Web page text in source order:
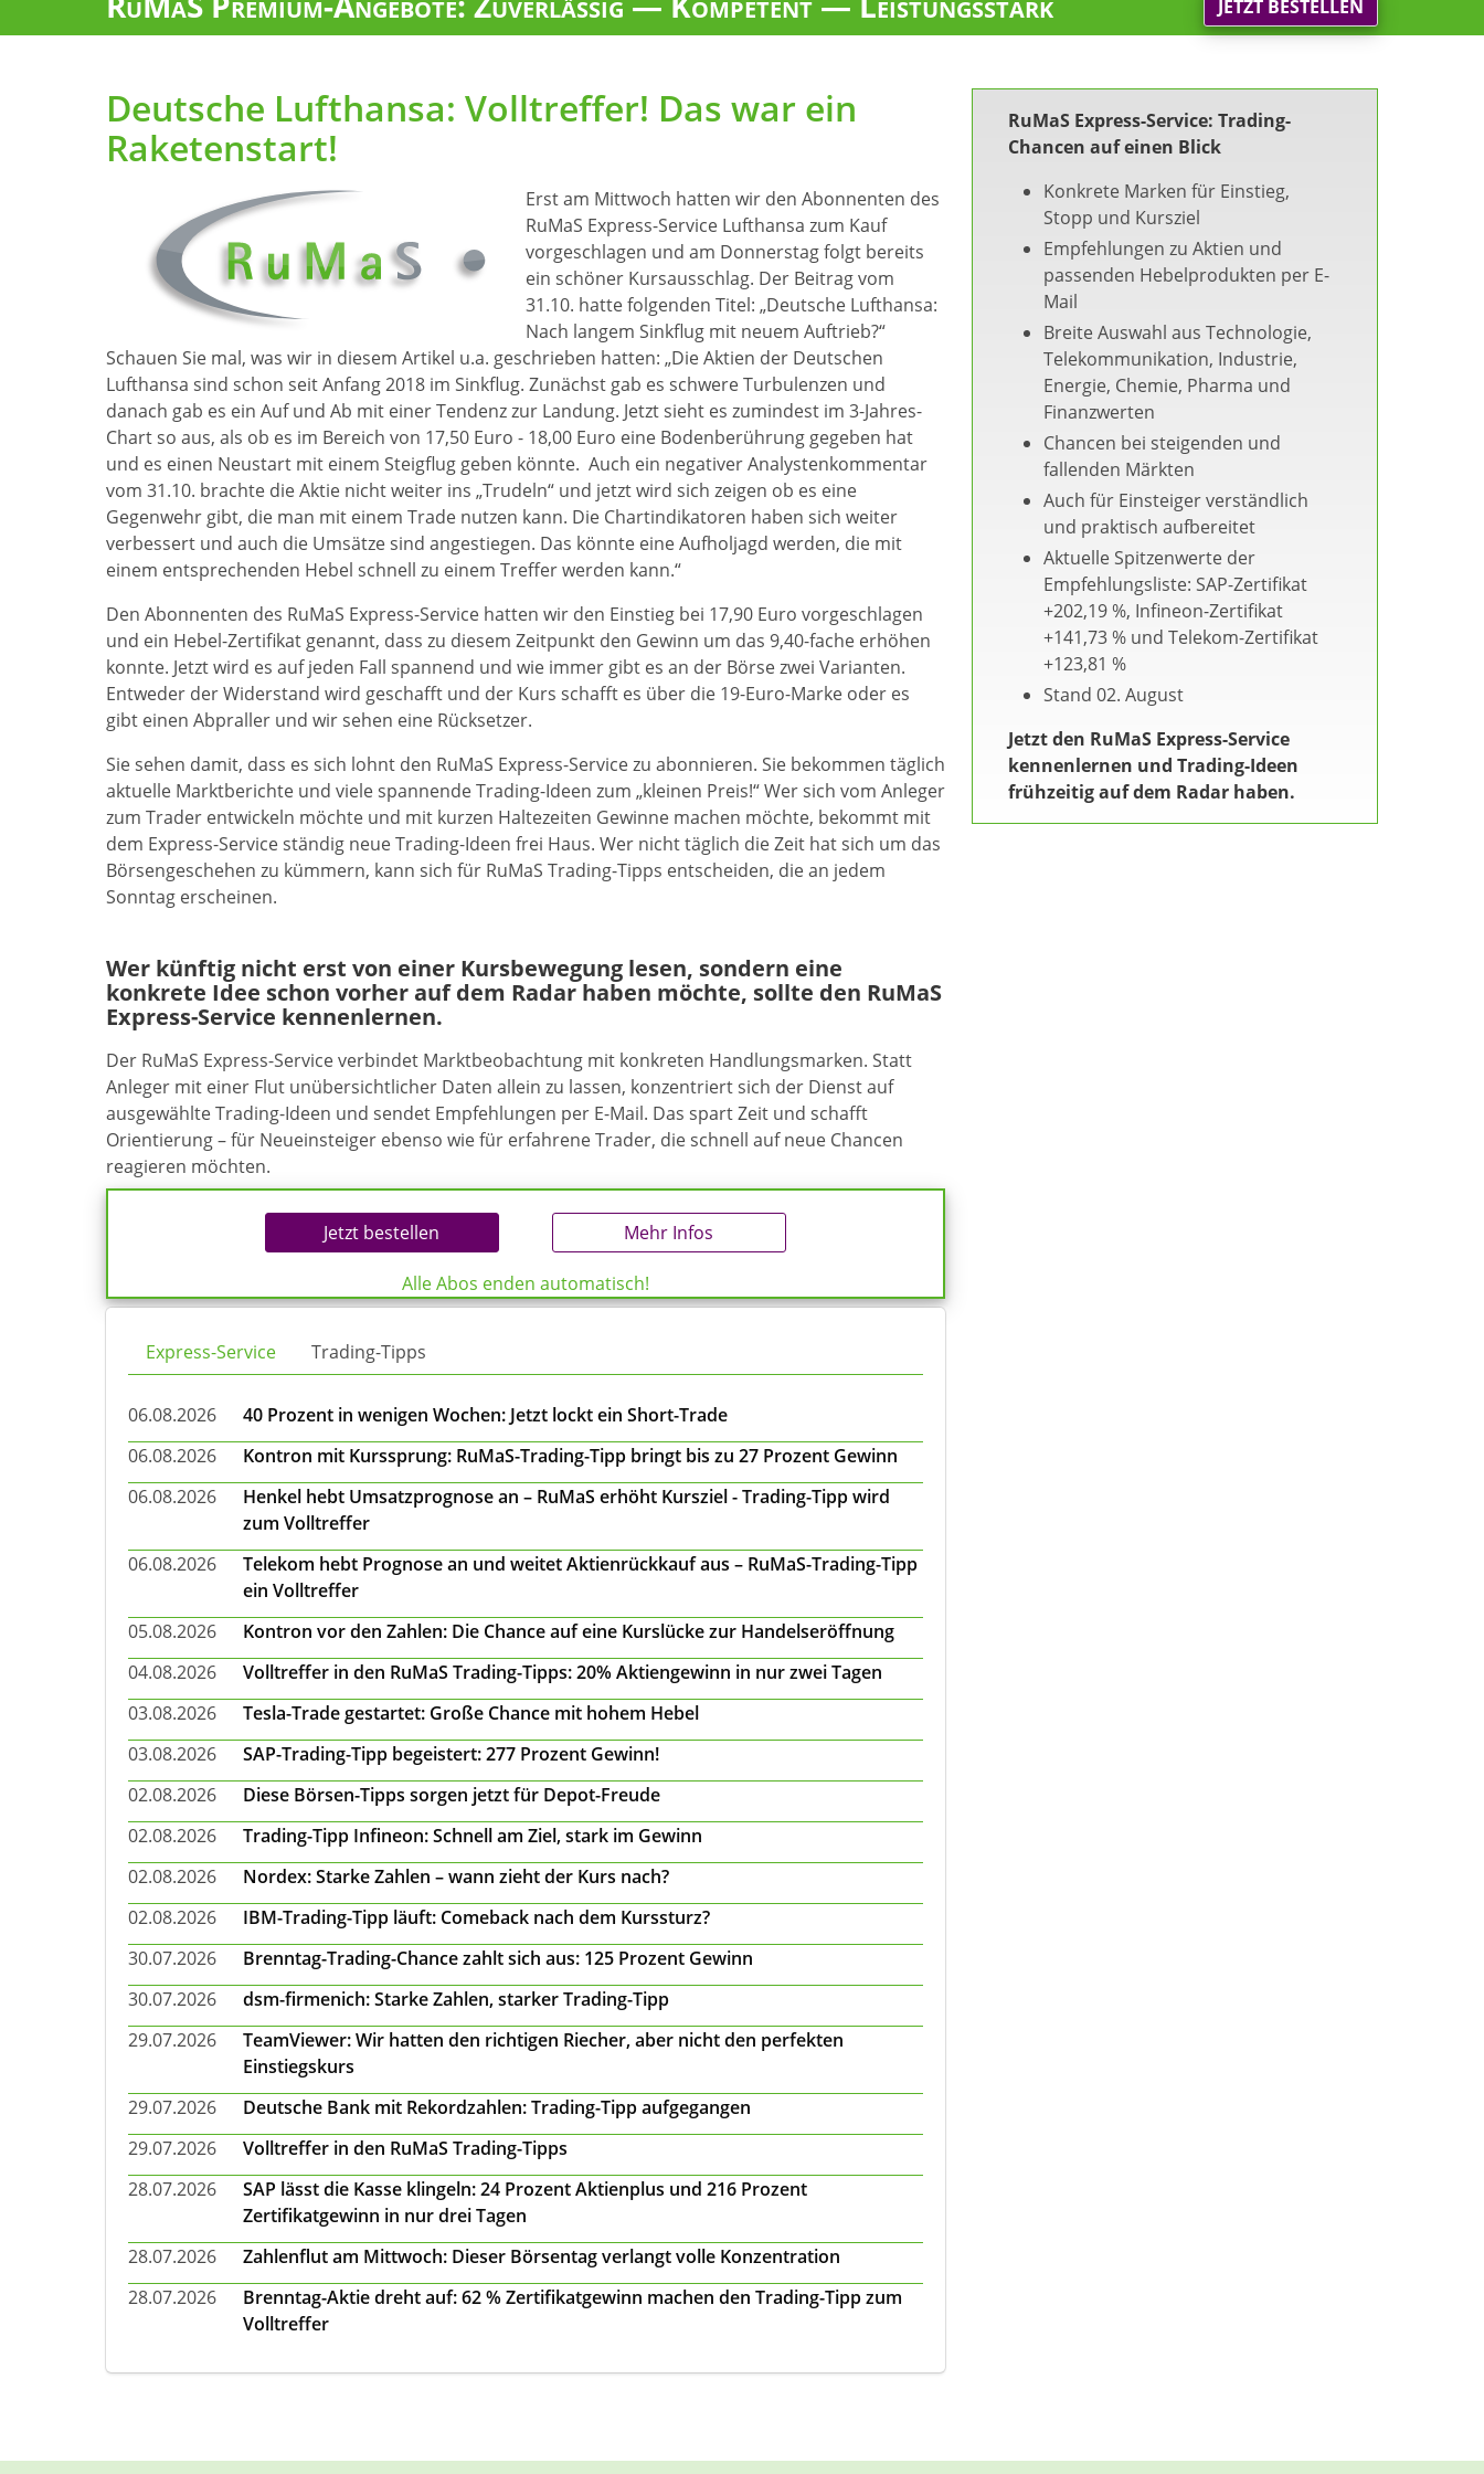
JETZT BESTELLEN
Deutsche Lufthansa: Volltreffer! Das war ein
Raketenstart!
Erst am Mittwoch hatten wir den Abonnenten des
RuMaS Express-Service Lufthansa zum Kauf
vorgeschlagen und am Donnerstag folgt bereits
ein schöner Kursausschlag. Der Beitrag vom
31.10. hatte folgenden Titel: „Deutsche Lufthansa:
Nach langem Sinkflug mit neuem Auftrieb?“
Schauen Sie mal, was wir in diesem Artikel u.a. geschrieben hatten: „Die Aktien der Deutschen
Lufthansa sind schon seit Anfang 2018 im Sinkflug. Zunächst gab es schwere Turbulenzen und
danach gab es ein Auf und Ab mit einer Tendenz zur Landung. Jetzt sieht es zumindest im 3-Jahres-
Chart so aus, als ob es im Bereich von 17,50 Euro - 18,00 Euro eine Bodenberührung gegeben hat
und es einen Neustart mit einem Steigflug geben könnte. Auch ein negativer Analystenkommentar
vom 31.10. brachte die Aktie nicht weiter ins „Trudeln“ und jetzt wird sich zeigen ob es eine
Gegenwehr gibt, die man mit einem Trade nutzen kann. Die Chartindikatoren haben sich weiter
verbessert und auch die Umsätze sind angestiegen. Das könnte eine Aufholjagd werden, die mit
einem entsprechenden Hebel schnell zu einem Treffer werden kann.“
Den Abonnenten des RuMaS Express-Service hatten wir den Einstieg bei 17,90 Euro vorgeschlagen
und ein Hebel-Zertifikat genannt, dass zu diesem Zeitpunkt den Gewinn um das 9,40-fache erhöhen
konnte. Jetzt wird es auf jeden Fall spannend und wie immer gibt es an der Börse zwei Varianten.
Entweder der Widerstand wird geschafft und der Kurs schafft es über die 19-Euro-Marke oder es
gibt einen Abpraller und wir sehen eine Rücksetzer.
Sie sehen damit, dass es sich lohnt den RuMaS Express-Service zu abonnieren. Sie bekommen täglich
aktuelle Marktberichte und viele spannende Trading-Ideen zum „kleinen Preis!“ Wer sich vom Anleger
zum Trader entwickeln möchte und mit kurzen Haltezeiten Gewinne machen möchte, bekommt mit
dem Express-Service ständig neue Trading-Ideen frei Haus. Wer nicht täglich die Zeit hat sich um das
Börsengeschehen zu kümmern, kann sich für RuMaS Trading-Tipps entscheiden, die an jedem
Sonntag erscheinen.
Wer künftig nicht erst von einer Kursbewegung lesen, sondern eine
konkrete Idee schon vorher auf dem Radar haben möchte, sollte den RuMaS
Express-Service kennenlernen.
Der RuMaS Express-Service verbindet Marktbeobachtung mit konkreten Handlungsmarken. Statt
Anleger mit einer Flut unübersichtlicher Daten allein zu lassen, konzentriert sich der Dienst auf
ausgewählte Trading-Ideen und sendet Empfehlungen per E-Mail. Das spart Zeit und schafft
Orientierung – für Neueinsteiger ebenso wie für erfahrene Trader, die schnell auf neue Chancen
reagieren möchten.
Jetzt bestellen Mehr Infos
Alle Abos enden automatisch!
Express-Service Trading-Tipps
06.08.2026
40 Prozent in wenigen Wochen: Jetzt lockt ein Short-Trade
06.08.2026
Kontron mit Kurssprung: RuMaS-Trading-Tipp bringt bis zu 27 Prozent Gewinn
06.08.2026
Henkel hebt Umsatzprognose an – RuMaS erhöht Kursziel - Trading-Tipp wird
zum Volltreffer
06.08.2026
Telekom hebt Prognose an und weitet Aktienrückkauf aus – RuMaS-Trading-Tipp
ein Volltreffer
05.08.2026
Kontron vor den Zahlen: Die Chance auf eine Kurslücke zur Handelseröffnung
04.08.2026
Volltreffer in den RuMaS Trading-Tipps: 20% Aktiengewinn in nur zwei Tagen
03.08.2026
Tesla-Trade gestartet: Große Chance mit hohem Hebel
03.08.2026
SAP-Trading-Tipp begeistert: 277 Prozent Gewinn!
02.08.2026
Diese Börsen-Tipps sorgen jetzt für Depot-Freude
02.08.2026
Trading-Tipp Infineon: Schnell am Ziel, stark im Gewinn
02.08.2026
Nordex: Starke Zahlen – wann zieht der Kurs nach?
02.08.2026
IBM-Trading-Tipp läuft: Comeback nach dem Kurssturz?
30.07.2026
Brenntag-Trading-Chance zahlt sich aus: 125 Prozent Gewinn
30.07.2026
dsm-firmenich: Starke Zahlen, starker Trading-Tipp
29.07.2026
TeamViewer: Wir hatten den richtigen Riecher, aber nicht den perfekten
Einstiegskurs
29.07.2026
Deutsche Bank mit Rekordzahlen: Trading-Tipp aufgegangen
29.07.2026
Volltreffer in den RuMaS Trading-Tipps
28.07.2026
SAP lässt die Kasse klingeln: 24 Prozent Aktienplus und 216 Prozent
Zertifikatgewinn in nur drei Tagen
28.07.2026
Zahlenflut am Mittwoch: Dieser Börsentag verlangt volle Konzentration
28.07.2026
Brenntag-Aktie dreht auf: 62 % Zertifikatgewinn machen den Trading-Tipp zum
Volltreffer
RuMaS Express-Service: Trading-
Chancen auf einen Blick
Konkrete Marken für Einstieg,
Stopp und Kursziel
Empfehlungen zu Aktien und
passenden Hebelprodukten per E-
Mail
Breite Auswahl aus Technologie,
Telekommunikation, Industrie,
Energie, Chemie, Pharma und
Finanzwerten
Chancen bei steigenden und
fallenden Märkten
Auch für Einsteiger verständlich
und praktisch aufbereitet
Aktuelle Spitzenwerte der
Empfehlungsliste: SAP-Zertifikat
+202,19 %, Infineon-Zertifikat
+141,73 % und Telekom-Zertifikat
+123,81 %
Stand 02. August
Jetzt den RuMaS Express-Service
kennenlernen und Trading-Ideen
frühzeitig auf dem Radar haben.